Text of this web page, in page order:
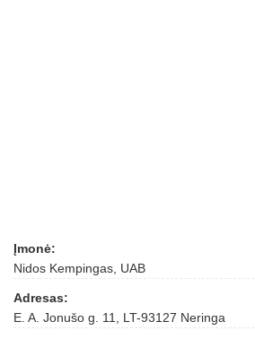
Įmonė:
Nidos Kempingas, UAB
Adresas:
E. A. Jonušo g. 11, LT-93127 Neringa